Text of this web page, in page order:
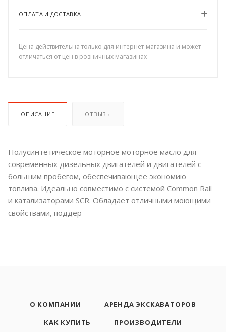
ОПЛАТА И ДОСТАВКА
Цена действительна только для интернет-магазина и может
отличаться от цен в розничных магазинах
ОПИСАНИЕ ОТЗЫВЫ
Полусинтетическое моторное моторное масло для
современных дизельных двигателей и двигателей с
большим пробегом, обеспечивающее экономию
топлива. Идеально совместимо с системой Common Rail
и катализаторами SCR. Обладает отличными моющими
свойствами, поддер
О КОМПАНИИ
АРЕНДА ЭКСКАВАТОРОВ
КАК КУПИТЬ
ПРОИЗВОДИТЕЛИ